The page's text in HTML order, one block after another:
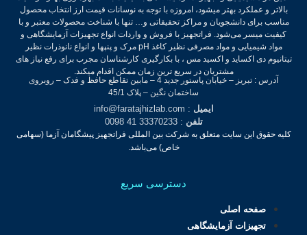
بالاتر و عملکرد بهتر میشود، امروزه با توجه به نوسانات قیمت ارز انتخاب محصول
مناسب برای دانشجویان و مراکز تحقیقاتی و… تنها با شناخت محصولات معتبر و با
کیفیت میسر می‌شود.فراتجهیز با فروش و واردات انواع تجهیزات آزمایشگاهی و
مواد شیمیایی و مواد مصرفی نظیر کاغذ pH مرک و پنپها و انواع نانوذرات نظیر
تیتانیوم دی اکساید و اکسید مس ، با بکارگیری کارشناسان مجرب برای رفع نیاز های
مشتریان در سریع ترین زمان ممکن اقدام میکند.
آدرس : تبریز – خیابان پاستور جدید 4 – مابین تقاطع حافظ و فدک – روبروی
ساختمان نگین – پلاک 45/1
ایمیل: info@faratajhizlab.com
تلفن: 33370233 41 0098
کلیه حقوق این سایت متعلق به شرکت بین المللی فراتجهیز پیشگامان آزما (سهامی
خاص) می‌باشد.
دسترسی سریع
صفحه اصلی
تجهیزات آزمایشگاهی